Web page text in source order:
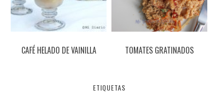
CAFÉ HELADO DE VAINILLA TOMATES GRATINADOS
ETIQUETAS